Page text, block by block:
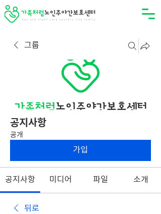
그룹
공지사항
공개
가입
공지사항 미디어 파일 소개
뒤로